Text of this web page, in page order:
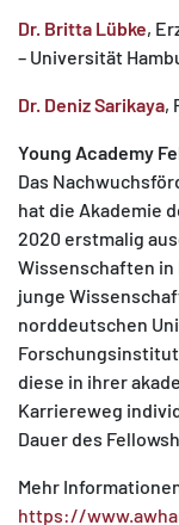
Dr. Britta Lübke,
– Universität
Dr. Deniz Sarikaya,
Young Academy
Das
hat die Akademie
2020 erstmalig
Wissenschaften in
junge
norddeutschen
diese in ihrer
Karriereweg
Dauer des
Mehr
https://